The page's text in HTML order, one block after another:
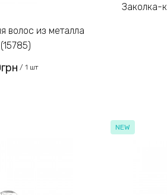
/ 1 шт
Заколка-краб для волос из металла
NEW